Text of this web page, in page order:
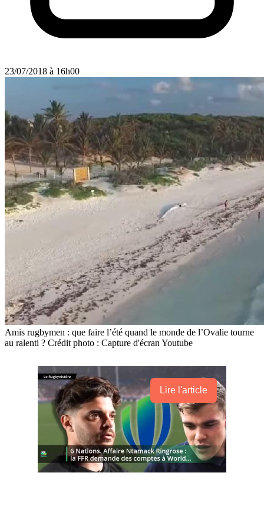
23/07/2018 à 16h00
Amis rugbymen : que faire l’été quand le monde de l’Ovalie tourne
au ralenti ? Crédit photo : Capture d'écran Youtube
Lire l'article